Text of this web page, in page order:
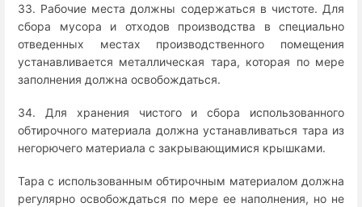
33. Рабочие места должны содержаться в чистоте. Для
сбора мусора и отходов производства в специально
отведенных местах производственного помещения
устанавливается металлическая тара, которая по мере
заполнения должна освобождаться.
34. Для хранения чистого и сбора использованного
обтирочного материала должна устанавливаться тара из
негорючего материала с закрывающимися крышками.
Тара с использованным обтирочным материалом должна
регулярно освобождаться по мере ее наполнения, но не